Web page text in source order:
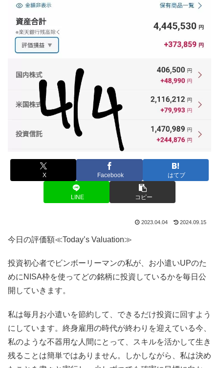
X Facebook はてブ
LINE コピー
2023.04.04 2024.09.15
今日の評価額≪Today’s Valuation≫
投資初心者でビンボーリーマンの私が、お小遣いUPのた
めにNISA枠を使ってどの銘柄に投資しているかを毎日公
開していきます。
私は毎月お小遣いを節約して、できるだけ投資に回すよう
にしています。終身雇用の時代が終わりを迎えている今、
私のような不器用な人間にとって、スキルを活かして生き
残ることは簡単ではありません。しかしながら、私は決め